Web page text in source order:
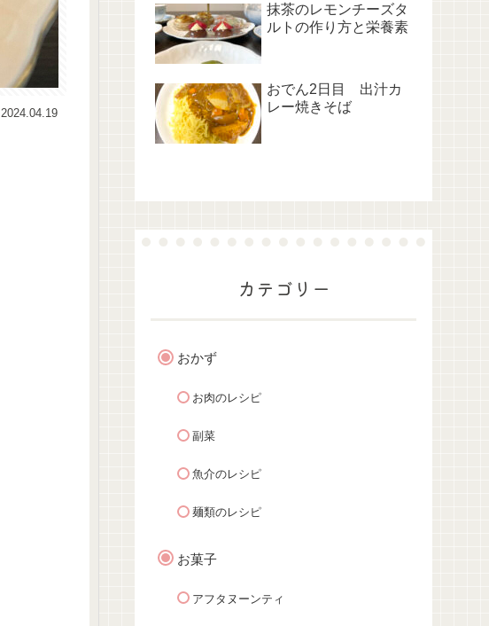
2024.04.19
抹茶のレモンチーズタ
ルトの作り方と栄養素
おでん2日目 出汁カ
レー焼きそば
カテゴリー
おかず
お肉のレシピ
副菜
魚介のレシピ
麺類のレシピ
お菓子
アフタヌーンティ